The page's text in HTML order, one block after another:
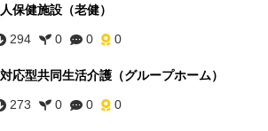
保健施設（老健）
294 0 0 0
応型共同生活介護（グループホーム）
273 0 0 0